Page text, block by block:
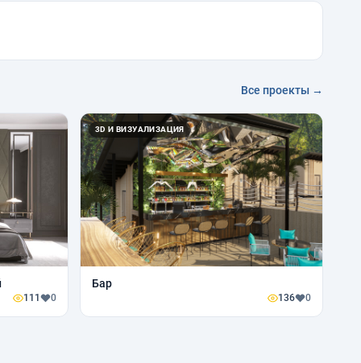
Все проекты →
111 0
3D И ВИЗУАЛИЗАЦИЯ
Бар
136 0